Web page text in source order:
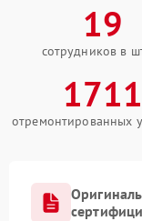
19
сотрудников в
1711
отремонтированных